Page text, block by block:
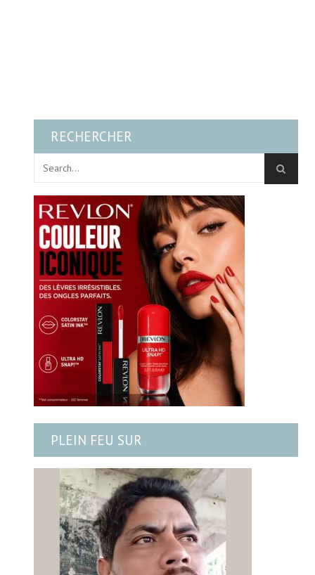
RECHERCHER
PLEIN FEU SUR